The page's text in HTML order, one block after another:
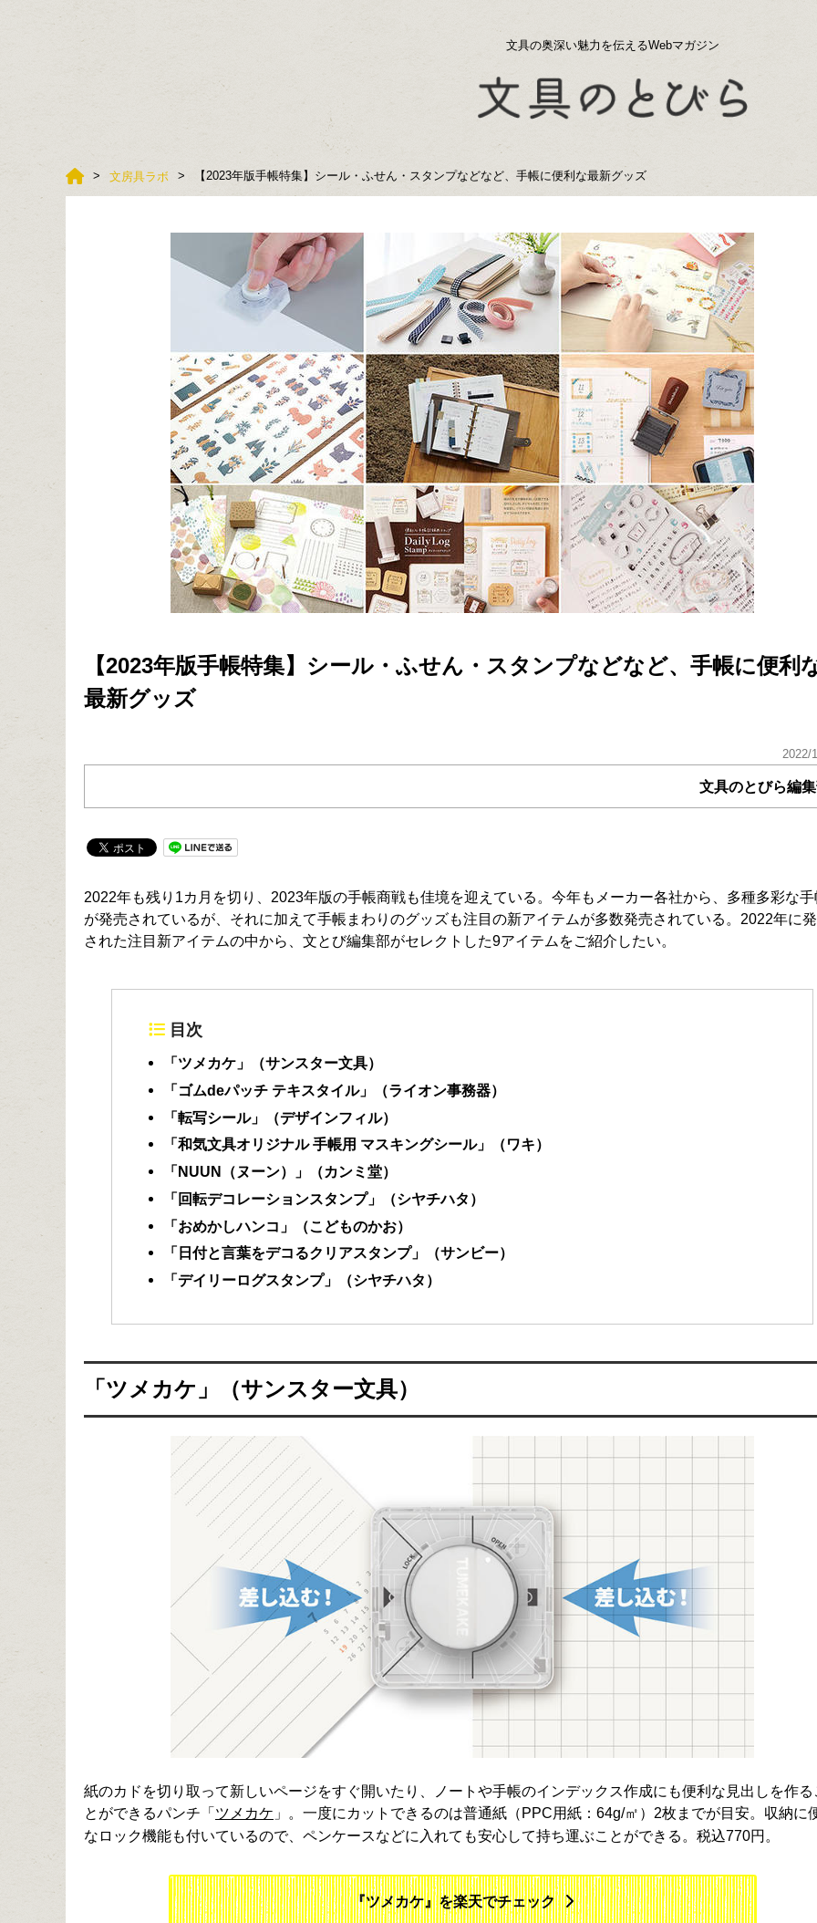
文具の奥深い魅力を伝えるWebマガジン
文房具ラボ 【2023年版手帳特集】シール・ふせん・スタンプなどなど、手帳に便利な最新グッズ
【2023年版手帳特集】シール・ふせん・スタンプなどなど、手帳に便利
最新グッズ
2022/
文具のとびら編
2022年も残り1カ月を切り、2023年版の手帳商戦も佳境を迎えている。今年もメーカー各社から、多種多彩な手
が発売されているが、それに加えて手帳まわりのグッズも注目の新アイテムが多数発売されている。2022年に
された注目新アイテムの中から、文とび編集部がセレクトした9アイテムをご紹介したい。
目次
「ツメカケ」（サンスター文具）
「ゴムdeパッチ テキスタイル」（ライオン事務器）
「転写シール」（デザインフィル）
「和気文具オリジナル 手帳用 マスキングシール」（ワキ）
「NUUN（ヌーン）」（カンミ堂）
「回転デコレーションスタンプ」（シヤチハタ）
「おめかしハンコ」（こどものかお）
「日付と言葉をデコるクリアスタンプ」（サンビー）
「デイリーログスタンプ」（シヤチハタ）
「ツメカケ」（サンスター文具）
紙のカドを切り取って新しいページをすぐ開いたり、ノートや手帳のインデックス作成にも便利な見出しを作る
とができるパンチ「 ツメカケ 」。一度にカットできるのは普通紙（PPC用紙：64g/㎡）2枚までが目安。収納に
なロック機能も付いているので、ペンケースなどに入れても安心して持ち運ぶことができる。税込770円。
『ツメカケ』を楽天でチェック